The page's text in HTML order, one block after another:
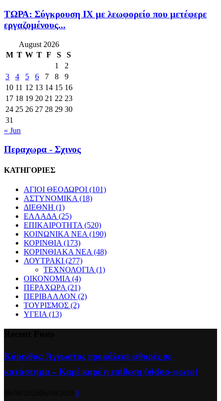
ΤΩΡΑ: Σύγκρουση ΙΧ με λεωφορείο που μετέφερε
εργαζομένους...
August 2026
M T W T F S
S
1
2
3
4 5 6 7 8
9
10 11 12 13 14 15 16
17 18 19 20 21 22 23
24 25 26 27 28 29 30
31
« Jun
Περαχωρα - Σχινος
ΚΑΤΗΓΟΡΙΕΣ
ΑΓΙΟΙ ΘΕΟΔΩΡΟΙ (101)
ΑΣΤΥΝΟΜΙΚΑ (18)
ΔΙΕΘΝΗ (1)
ΕΛΛΑΔΑ (25)
ΕΠΙΚΑΙΡΟΤΗΤΑ (520)
ΚΟΙΝΩΝΙΚΑ ΝΕΑ (190)
ΚΟΡΙΝΘΙΑ (173)
ΚΟΡΙΝΘΙΑΚΑ ΝΕΑ (48)
ΛΟΥΤΡΑΚΙ (277)
ΤΕΧΝΟΛΟΓΙΑ (1)
ΟΙΚΟΝΟΜΙΑ (4)
ΠΕΡΑΧΩΡΑ (21)
ΠΕΡΙΒΑΛΛΟΝ (2)
ΤΟΥΡΙΣΜΟΣ (2)
ΥΓΕΙΑ (13)
Κόρινθος: Άγνωστος προκάλεσε φθορές σε
κατάστημα – Καρέ καρέ η επίθεση (video-φωτο)
0